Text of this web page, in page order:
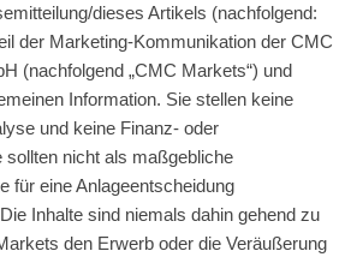
dieses Artikels (nachfolgend:
der Marketing-Kommunikation der CMC
(nachfolgend „CMC Markets“) und
Information. Sie stellen keine
und keine Finanz- oder
sollten nicht als maßgebliche
für eine Anlageentscheidung
Inhalte sind niemals dahin gehend zu
den Erwerb oder die Veräußerung